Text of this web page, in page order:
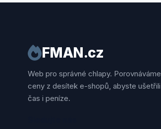
FMAN.cz
Web pro správné chlapy. Porovnáváme
ceny z desítek e-shopů, abyste ušetřili
čas i peníze.